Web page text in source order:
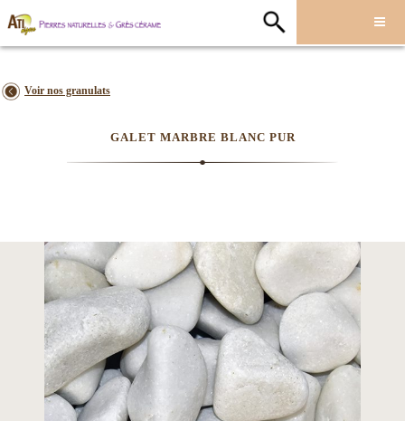
Voir nos granulats
GALET MARBRE BLANC PUR